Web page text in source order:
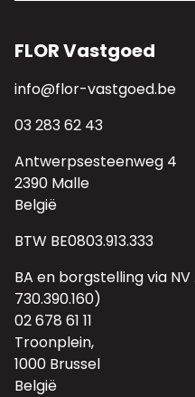
FLOR Vastgoed
info@flor-vastgoed.be
03 283 62 43
Antwerpsesteenweg 4
2390 Malle
België
BTW BE0803.913.333
BA en borgstelling via
730.390.160)
02 678 61 11
Troonplein,
1000 Brussel
België